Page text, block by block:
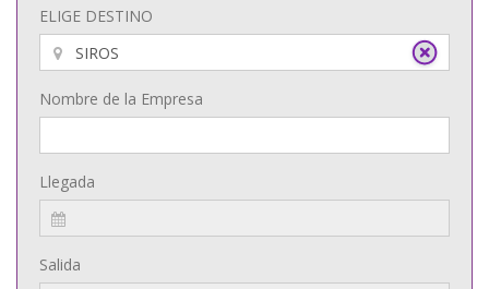
ELIGE DESTINO
Nombre de la Empresa
Llegada
Salida